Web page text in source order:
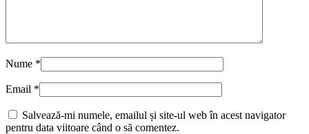
Nume *
Email *
Salvează-mi numele, emailul și site-ul web în acest navigator
pentru data viitoare când o să comentez.